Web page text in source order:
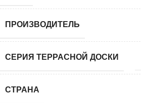
ПРОИЗВОДИТЕЛЬ
СЕРИЯ ТЕРРАСНОЙ ДОСКИ
СТРАНА